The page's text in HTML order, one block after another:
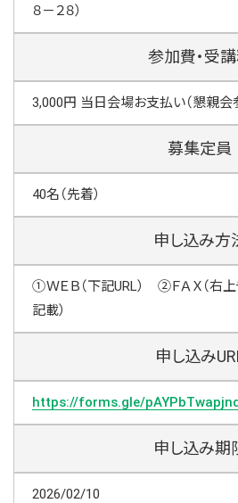
８－２８）
参加費・受
3,000円 当日会場お支払い（懇親会
募集定員
40名（先着）
申し込み方
①ＷＥＢ（下記URL） ②ＦＡＸ（右
記載）
申し込み
https://forms.gle/
申し込み期
2026/02/10